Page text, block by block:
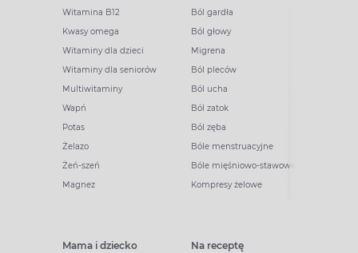
Witamina B12
Kwasy omega
Witaminy dla dzieci
Witaminy dla seniorów
Multiwitaminy
Wapń
Potas
Żelazo
Żeń-szeń
Magnez
Ból gardła
Ból głowy
Migrena
Ból pleców
Ból ucha
Ból zatok
Ból zęba
Bóle menstruacyjne
Bóle mięśniowo-stawowe
Kompresy żelowe
Mama i dziecko Na receptę